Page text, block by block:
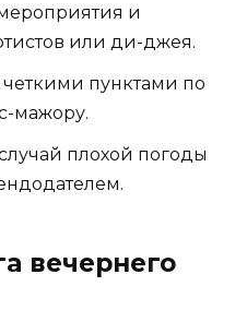
и
или ди-джея.
пунктами по
мажору.
плохой погоды
вечернего